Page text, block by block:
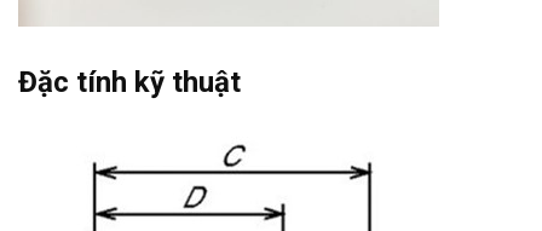
Đặc tính kỹ thuật